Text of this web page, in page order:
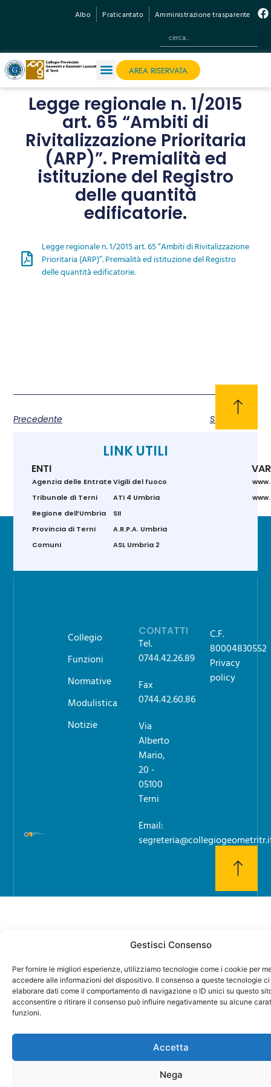
Gestisci Consenso
Per fornire le migliori esperienze, utilizziamo tecnologie come i cookie per
accedere alle informazioni del dispositivo. Il consenso a queste tecnologie
elaborare dati come il comportamento di navigazione o ID unici su questo
acconsentire o ritirare il consenso può influire negativamente su alcune
funzioni.
Accetta
Nega
Albo Praticantato Amministrazione trasparente
AREA RISERVATA
Legge regionale n. 1/2015
art. 65 “Ambiti di
Rivitalizzazione Prioritaria
(ARP)”. Premialità ed
istituzione del Registro
delle quantità
edificatorie.
Legge regionale n. 1/2015 art. 65 “Ambiti di Rivitalizzazione
Prioritaria (ARP)”. Premialità ed istituzione del Registro
delle quantità edificatorie.
Precedente Successivo
LINK UTILI
ENTI
Agenzia delle Entrate
Tribunale di Terni
Regione dell’Umbria
Provincia di Terni
Comuni
Vigili del fuoco
ATI 4 Umbria
SII
A.R.P.A. Umbria
ASL Umbria 2
Collegio
Funzioni
Normative
Modulistica
Notizie
CONTATTI
Tel.
0744.42.26.89
Fax
0744.42.60.86
Via
Alberto
Mario,
20 -
05100
Terni
Email:
C.F.
80004830552
Privacy
policy